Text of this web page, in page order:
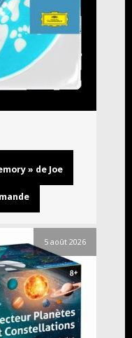
» de Joe
5 août 2026